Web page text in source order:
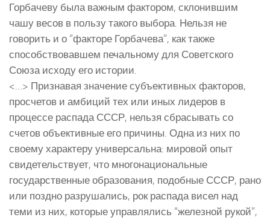
Горбачеву была важным фактором, склонившим
чашу весов в пользу такого выбора. Нельзя не
говорить и о “факторе Горбачева”, как также
способствовавшем печальному для Советского
Союза исходу его истории.
<…> Признавая значение субъективных факторов,
просчетов и амбиций тех или иных лидеров в
процессе распада СССР, нельзя сбрасывать со
счетов объективные его причины. Одна из них по
своему характеру универсальна: мировой опыт
свидетельствует, что многонациональные
государственные образования, подобные СССР, рано
или поздно разрушались, рок распада висел над
теми из них, которые управлялись “железной рукой”,